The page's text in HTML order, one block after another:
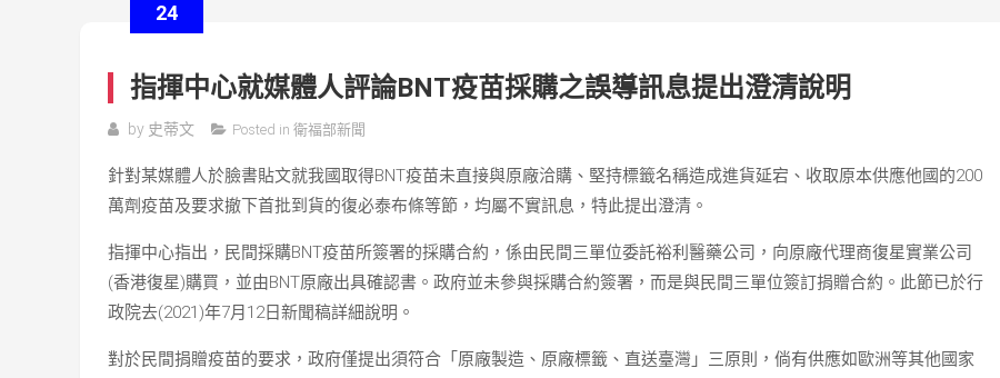
24
指揮中心就媒體人評論BNT疫苗採購之誤導訊息提出澄清說明
by 史蒂文 Posted in 衛福部新聞
針對某媒體人於臉書貼文就我國取得BNT疫苗未直接與原廠洽購、堅持標籤名稱造成進貨延宕、收取原本供應他國的200
萬劑疫苗及要求撤下首批到貨的復必泰布條等節，均屬不實訊息，特此提出澄清。
指揮中心指出，民間採購BNT疫苗所簽署的採購合約，係由民間三單位委託裕利醫藥公司，向原廠代理商復星實業公司
(香港復星)購買，並由BNT原廠出具確認書。政府並未參與採購合約簽署，而是與民間三單位簽訂捐贈合約。此節已於行
政院去(2021)年7月12日新聞稿詳細說明。
對於民間捐贈疫苗的要求，政府僅提出須符合「原廠製造、原廠標籤、直送臺灣」三原則，倘有供應如歐洲等其他國家